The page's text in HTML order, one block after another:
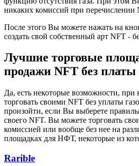
никаких комиссий при перечислении
После этого Вы можете нажать на
создать свой собственный арт NFT -
Лучшие торговые
продажи NFT без платы
Да, есть некоторые возможности,
торговать своими NFT без уплаты
произойти, если Вы выберете
своего NFT. Вы можете торговать
комиссией или вообще без нее на
площадках для НФТ, некоторые из
Rarible